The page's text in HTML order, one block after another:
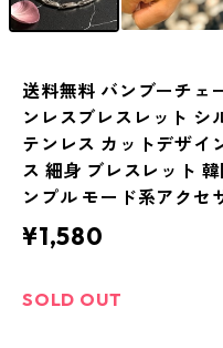
送料無料 バンブーチェ
ンレスブレスレット シ
テンレス カットデザイ
ス 細身 ブレスレット
ンプル モード系アクセ
¥1,580
SOLD OUT